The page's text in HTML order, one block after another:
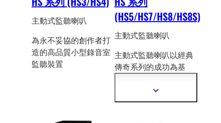
主動式監聽喇叭
為永不妥協的創作者打
造的高品質小型錄音室
監聽裝置
(HS5/HS7/HS8/HS8S)
主動式監聽喇叭
主動式監聽喇叭以經典
傳奇系列的成功為基
為產業的真正標準。
顯
示